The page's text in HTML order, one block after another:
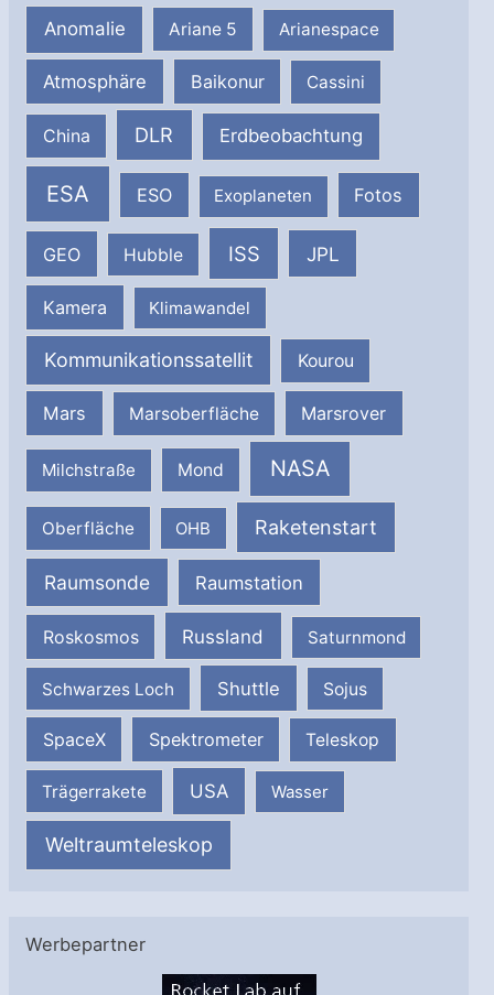
Anomalie Ariane 5 Arianespace
Atmosphäre Baikonur Cassini
China DLR Erdbeobachtung
ESA ESO Exoplaneten Fotos
GEO Hubble ISS JPL
Kamera Klimawandel
Kommunikationssatellit Kourou
Mars Marsoberfläche Marsrover
Milchstraße Mond NASA
Oberfläche OHB Raketenstart
Raumsonde Raumstation
Roskosmos Russland Saturnmond
Schwarzes Loch Shuttle Sojus
SpaceX Spektrometer Teleskop
Trägerrakete USA Wasser
Weltraumteleskop
Werbepartner